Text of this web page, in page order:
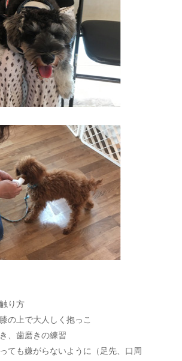
り方
の上で大人しく抱っこ
、歯磨きの練習
ても嫌がらないように（足先、口周